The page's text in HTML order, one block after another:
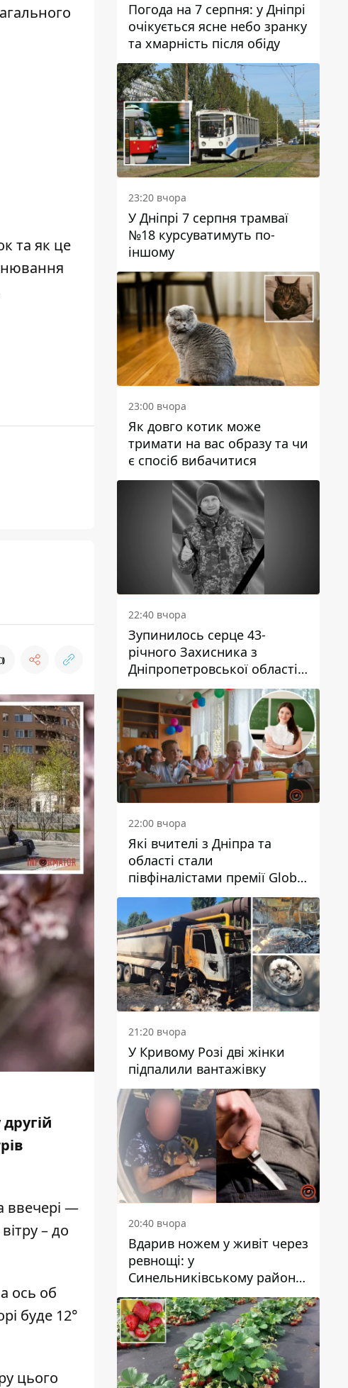
та як це
ввечері —
– до
ось об
буде 12°
цього
Погода на 7 серпня: у Дніпрі
очікується ясне небо зранку
та хмарність після обіду
23:20 вчора
У Дніпрі 7 серпня трамваї
№18 курсуватимуть по-
іншому
23:00 вчора
Як довго котик може
тримати на вас образу та чи
є спосіб вибачитися
22:40 вчора
Зупинилось серце 43-
річного Захисника з
Дніпропетровської області
Євгена Зінченка
22:00 вчора
Які вчителі з Дніпра та
області стали
півфіналістами премії Global
Teacher Prize Ukraine 2026
21:20 вчора
У Кривому Розі дві жінки
підпалили вантажівку
20:40 вчора
Вдарив ножем у живіт через
ревнощі: у
Синельниківському районі
затримали 49-річного
чоловіка за вбивство